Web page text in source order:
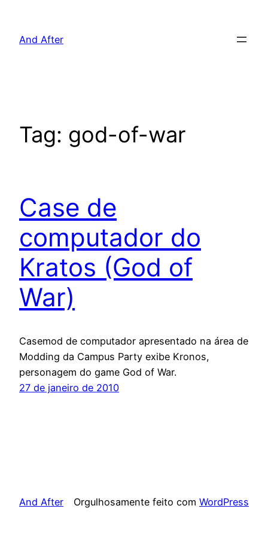
And After
Tag: god-of-war
Case de
computador do
Kratos (God of
War)
Casemod de computador apresentado na área de
Modding da Campus Party exibe Kronos,
personagem do game God of War.
27 de janeiro de 2010
And After Orgulhosamente feito com WordPress